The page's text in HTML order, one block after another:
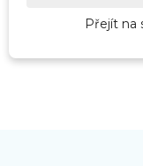
Přejít na